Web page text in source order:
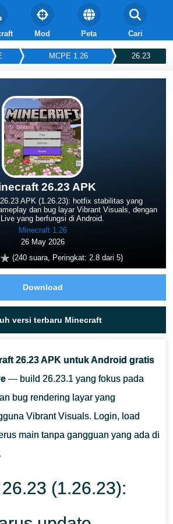
Mod Peta Cari
MCPE 1.26 26.23
26.23 APK
APK (1.26.23): hotfix stabilitas yang
dan bug layar Vibrant Visuals, dengan
yang berfungsi di Android.
Minecraft 1.26
26 May 2026
(240suara, Peringkat: 2.8dari 5)
Download
versi terbaru Minecraft
26.23 APK untuk Android gratis
— build 26.23.1 yang fokus pada
bug rendering layar yang
Vibrant Visuals. Login, load
main tanpa gangguan yang ada di
(1.26.23):